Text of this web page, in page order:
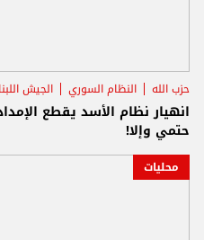
حزب الله النظام السوري الجيش
انهيار نظام الأسد يقطع
حتمي وإلا!
محليات